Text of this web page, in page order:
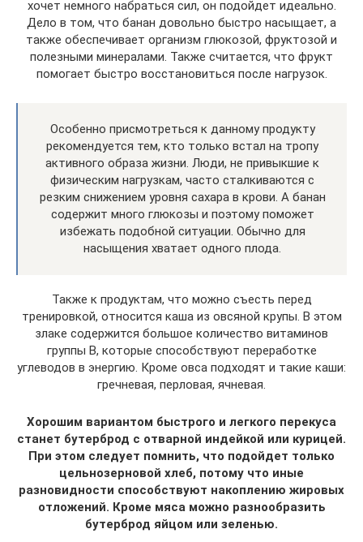
хочет немного набраться сил, он подойдет идеально.
Дело в том, что банан довольно быстро насыщает, а
также обеспечивает организм глюкозой, фруктозой и
полезными минералами. Также считается, что фрукт
помогает быстро восстановиться после нагрузок.
Особенно присмотреться к данному продукту
рекомендуется тем, кто только встал на тропу
активного образа жизни. Люди, не привыкшие к
физическим нагрузкам, часто сталкиваются с
резким снижением уровня сахара в крови. А банан
содержит много глюкозы и поэтому поможет
избежать подобной ситуации. Обычно для
насыщения хватает одного плода.
Также к продуктам, что можно съесть перед
тренировкой, относится каша из овсяной крупы. В этом
злаке содержится большое количество витаминов
группы В, которые способствуют переработке
углеводов в энергию. Кроме овса подходят и такие каши:
гречневая, перловая, ячневая.
Хорошим вариантом быстрого и легкого перекуса
станет бутерброд с отварной индейкой или курицей.
При этом следует помнить, что подойдет только
цельнозерновой хлеб, потому что иные
разновидности способствуют накоплению жировых
отложений. Кроме мяса можно разнообразить
бутерброд яйцом или зеленью.